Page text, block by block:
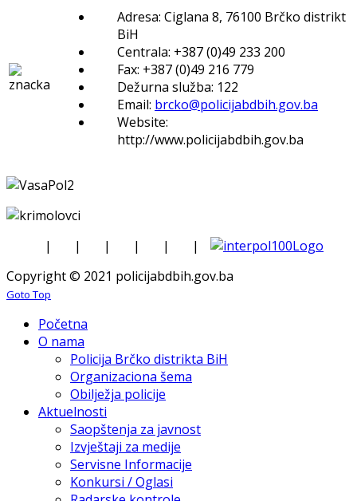
Adresa: Ciglana 8, 76100 Brčko distrikt
BiH
Centrala: +387 (0)49 233 200
Fax: +387 (0)49 216 779
Dežurna služba: 122
Email: brcko@policijabdbih.gov.ba
Website:
http://www.policijabdbih.gov.ba
| | | | |
|
Copyright © 2021 policijabdbih.gov.ba
Goto Top
Početna
O nama
Policija Brčko distrikta BiH
Organizaciona šema
Obilježja policije
Aktuelnosti
Saopštenja za javnost
Izvještaji za medije
Servisne Informacije
Konkursi / Oglasi